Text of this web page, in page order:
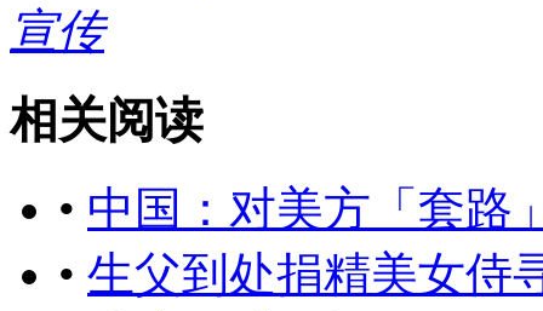
宣传
相关阅读
• 中国：对美方「套路
• 生父到处捐精美女侍